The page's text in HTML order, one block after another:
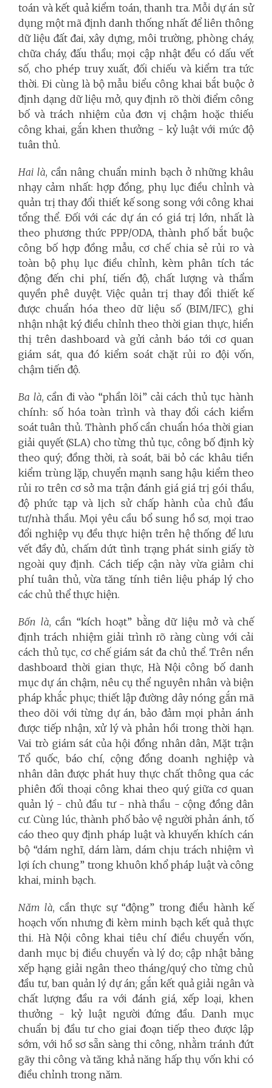
toán và kết quả kiểm toán, thanh tra. Mỗi dự án sử
dụng một mã định danh thống nhất để liên thông
dữ liệu đất đai, xây dựng, môi trường, phòng cháy,
chữa cháy, đấu thầu; mọi cập nhật đều có dấu vết
số, cho phép truy xuất, đối chiếu và kiểm tra tức
thời. Đi cùng là bộ mẫu biểu công khai bắt buộc ở
định dạng dữ liệu mở, quy định rõ thời điểm công
bố và trách nhiệm của đơn vị chậm hoặc thiếu
công khai, gắn khen thưởng - kỷ luật với mức độ
tuân thủ.
Hai là, cần nâng chuẩn minh bạch ở những khâu
nhạy cảm nhất: hợp đồng, phụ lục điều chỉnh và
quản trị thay đổi thiết kế song song với công khai
tổng thể. Đối với các dự án có giá trị lớn, nhất là
theo phương thức PPP/ODA, thành phố bắt buộc
công bố hợp đồng mẫu, cơ chế chia sẻ rủi ro và
toàn bộ phụ lục điều chỉnh, kèm phân tích tác
động đến chi phí, tiến độ, chất lượng và thẩm
quyền phê duyệt. Việc quản trị thay đổi thiết kế
được chuẩn hóa theo dữ liệu số (BIM/IFC), ghi
nhận nhật ký điều chỉnh theo thời gian thực, hiển
thị trên dashboard và gửi cảnh báo tới cơ quan
giám sát, qua đó kiểm soát chặt rủi ro đội vốn,
chậm tiến độ.
Ba là, cần đi vào “phần lõi” cải cách thủ tục hành
chính: số hóa toàn trình và thay đổi cách kiểm
soát tuân thủ. Thành phố cần chuẩn hóa thời gian
giải quyết (SLA) cho từng thủ tục, công bố định kỳ
theo quý; đồng thời, rà soát, bãi bỏ các khâu tiền
kiểm trùng lặp, chuyển mạnh sang hậu kiểm theo
rủi ro trên cơ sở ma trận đánh giá giá trị gói thầu,
độ phức tạp và lịch sử chấp hành của chủ đầu
tư/nhà thầu. Mọi yêu cầu bổ sung hồ sơ, mọi trao
đổi nghiệp vụ đều thực hiện trên hệ thống để lưu
vết đầy đủ, chấm dứt tình trạng phát sinh giấy tờ
ngoài quy định. Cách tiếp cận này vừa giảm chi
phí tuân thủ, vừa tăng tính tiên liệu pháp lý cho
các chủ thể thực hiện.
Bốn là, cần “kích hoạt” bằng dữ liệu mở và chế
định trách nhiệm giải trình rõ ràng cùng với cải
cách thủ tục, cơ chế giám sát đa chủ thể. Trên nền
dashboard thời gian thực, Hà Nội công bố danh
mục dự án chậm, nêu cụ thể nguyên nhân và biện
pháp khắc phục; thiết lập đường dây nóng gắn mã
theo dõi với từng dự án, bảo đảm mọi phản ánh
được tiếp nhận, xử lý và phản hồi trong thời hạn.
Vai trò giám sát của hội đồng nhân dân, Mặt trận
Tổ quốc, báo chí, cộng đồng doanh nghiệp và
nhân dân được phát huy thực chất thông qua các
phiên đối thoại công khai theo quý giữa cơ quan
quản lý - chủ đầu tư - nhà thầu - cộng đồng dân
cư. Cùng lúc, thành phố bảo vệ người phản ánh, tố
cáo theo quy định pháp luật và khuyến khích cán
bộ “dám nghĩ, dám làm, dám chịu trách nhiệm vì
lợi ích chung” trong khuôn khổ pháp luật và công
khai, minh bạch.
Năm là, cần thực sự “động” trong điều hành kế
hoạch vốn nhưng đi kèm minh bạch kết quả thực
thi. Hà Nội công khai tiêu chí điều chuyển vốn,
danh mục bị điều chuyển và lý do; cập nhật bảng
xếp hạng giải ngân theo tháng/quý cho từng chủ
đầu tư, ban quản lý dự án; gắn kết quả giải ngân và
chất lượng đầu ra với đánh giá, xếp loại, khen
thưởng - kỷ luật người đứng đầu. Danh mục
chuẩn bị đầu tư cho giai đoạn tiếp theo được lập
sớm, với hồ sơ sẵn sàng thi công, nhằm tránh đứt
gãy thi công và tăng khả năng hấp thụ vốn khi có
điều chỉnh trong năm.